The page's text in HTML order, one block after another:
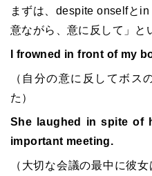
まずは、despite onselfと
意ながら、意に反して」と
I frowned in front of my
（自分の意に反してボス
た）
She laughed in spite of
important meeting.
（大切な会議の最中に彼